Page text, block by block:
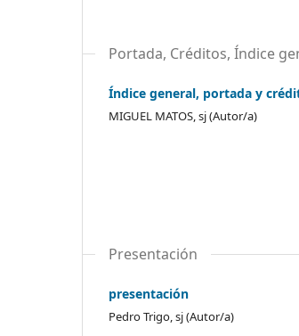
Portada, Créditos, Índice
Índice general, portada y
MIGUEL MATOS, sj (Autor/a)
Presentación
presentación
Pedro Trigo, sj (Autor/a)